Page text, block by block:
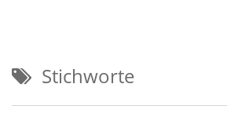
Stichworte